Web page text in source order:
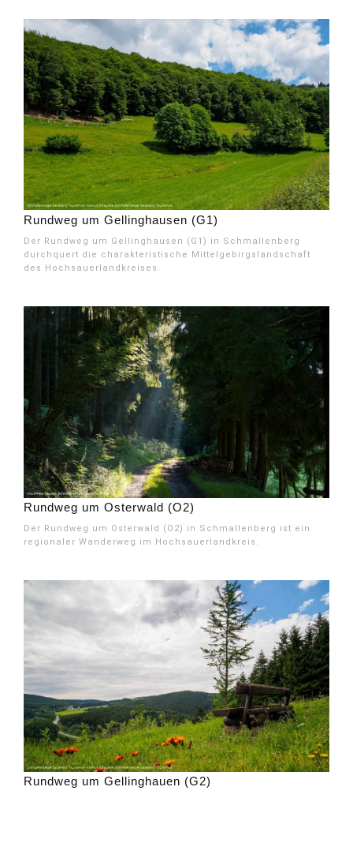
Rundweg um Gellinghausen (G1)
Der Rundweg um Gellinghausen (G1) in Schmallenberg
durchquert die charakteristische Mittelgebirgslandschaft
des Hochsauerlandkreises.
Rundweg um Osterwald (O2)
Der Rundweg um Osterwald (O2) in Schmallenberg ist ein
regionaler Wanderweg im Hochsauerlandkreis.
Rundweg um Gellinghauen (G2)